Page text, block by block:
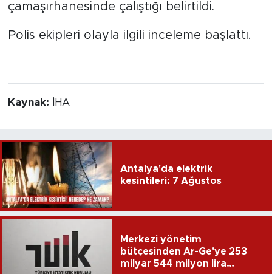
çamaşırhanesinde çalıştığı belirtildi.
Polis ekipleri olayla ilgili inceleme başlattı.
Kaynak: İHA
Antalya'da elektrik
kesintileri: 7 Ağustos
Merkezi yönetim
bütçesinden Ar-Ge'ye 253
milyar 544 milyon lira